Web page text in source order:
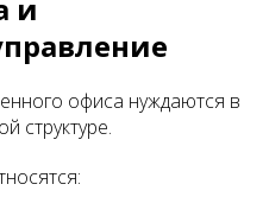
и
офиса нуждаются в
структуре.